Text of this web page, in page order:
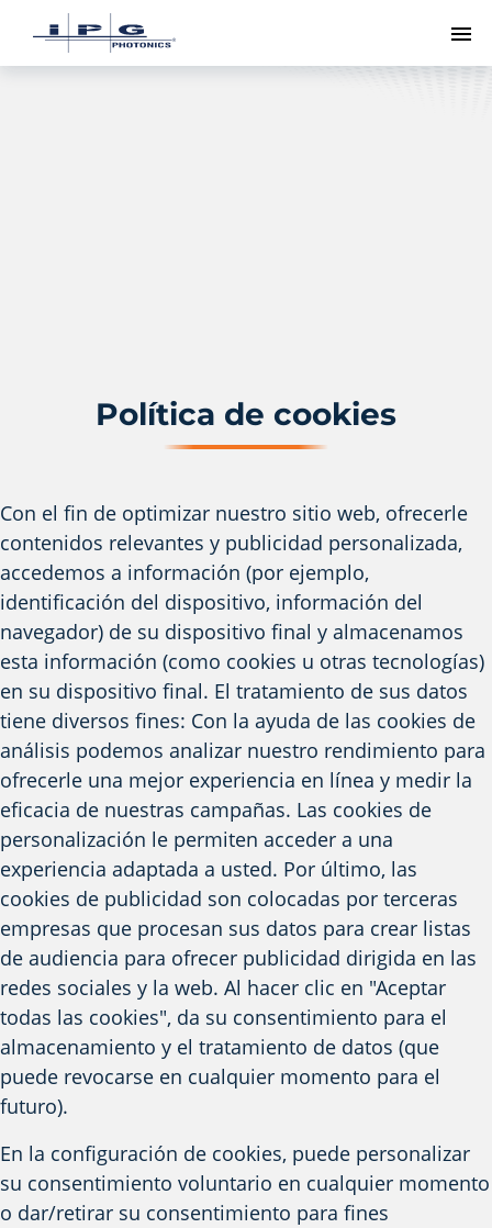
Política de cookies
Con el fin de optimizar nuestro sitio web, ofrecerle
contenidos relevantes y publicidad personalizada,
accedemos a información (por ejemplo,
identificación del dispositivo, información del
navegador) de su dispositivo final y almacenamos
esta información (como cookies u otras tecnologías)
en su dispositivo final. El tratamiento de sus datos
tiene diversos fines: Con la ayuda de las cookies de
análisis podemos analizar nuestro rendimiento para
ofrecerle una mejor experiencia en línea y medir la
eficacia de nuestras campañas. Las cookies de
personalización le permiten acceder a una
experiencia adaptada a usted. Por último, las
cookies de publicidad son colocadas por terceras
empresas que procesan sus datos para crear listas
de audiencia para ofrecer publicidad dirigida en las
redes sociales y la web. Al hacer clic en "Aceptar
todas las cookies", da su consentimiento para el
almacenamiento y el tratamiento de datos (que
puede revocarse en cualquier momento para el
futuro).
En la configuración de cookies, puede personalizar
su consentimiento voluntario en cualquier momento
o dar/retirar su consentimiento para fines